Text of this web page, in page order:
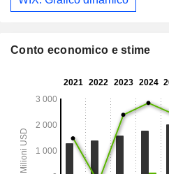
Conto economico e stime